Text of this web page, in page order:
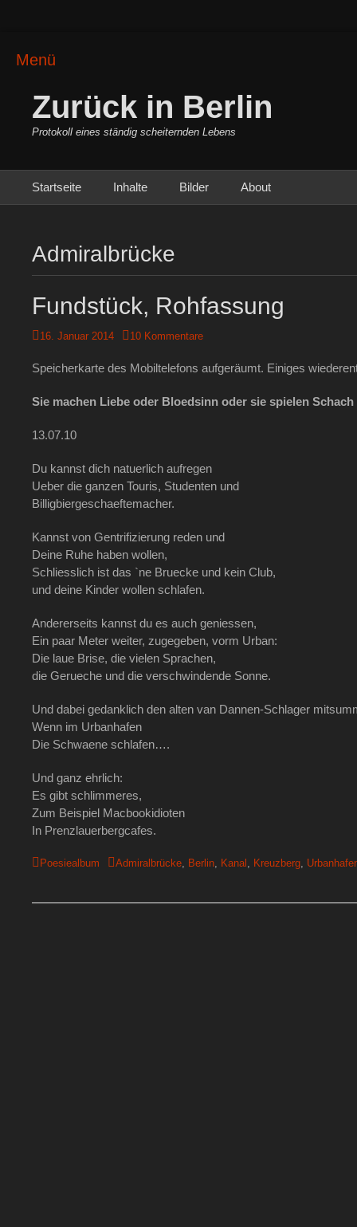
Menü
Zurück in Berlin
Protokoll eines ständig scheiternden Lebens
Primäres Menü
Startseite Inhalte Bilder About
Admiralbrücke
Fundstück, Rohfassung
Posted
16. Januar 2014 10 Kommentare
Speicherkarte des Mobiltelefons aufgeräumt. Einiges
Sie machen Liebe oder Bloedsinn oder sie spielen Schach
13.07.10
Du kannst dich natuerlich aufregen
Ueber die ganzen Touris, Studenten und
Billigbiergeschaeftemacher.
Kannst von Gentrifizierung reden und
Deine Ruhe haben wollen,
Schliesslich ist das `ne Bruecke und kein Club,
und deine Kinder wollen schlafen.
Andererseits kannst du es auch geniessen,
Ein paar Meter weiter, zugegeben, vorm Urban:
Die laue Brise, die vielen Sprachen,
die Gerueche und die verschwindende Sonne.
Und dabei gedanklich den alten van Dannen-Schlager
Wenn im Urbanhafen
Die Schwaene schlafen….
Und ganz ehrlich:
Es gibt schlimmeres,
Zum Beispiel Macbookidioten
In Prenzlauerbergcafes.
Kategorien
Poesiealbum Schlagworte
Admiralbrücke, Berlin, Kanal , Kreuzberg,